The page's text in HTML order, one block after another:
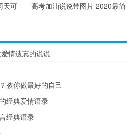
天可
高考加油说说带图片 2020最简
单励志的高考文案
情遗忘的说说
教你做最好的自己
经典爱情语录
经典语录